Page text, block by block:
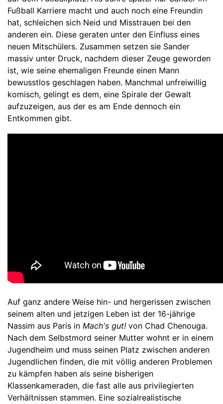
Fußball Karriere macht und auch noch eine Freundin
hat, schleichen sich Neid und Misstrauen bei den
anderen ein. Diese geraten unter den Einfluss eines
neuen Mitschülers. Zusammen setzen sie Sander
massiv unter Druck, nachdem dieser Zeuge geworden
ist, wie seine ehemaligen Freunde einen Mann
bewusstlos geschlagen haben. Manchmal unfreiwillig
komisch, gelingt es dem, eine Spirale der Gewalt
aufzuzeigen, aus der es am Ende dennoch ein
Entkommen gibt.
Auf ganz andere Weise hin- und hergerissen zwischen
seinem alten und jetzigen Leben ist der 16-jährige
Nassim aus Paris in Mach's gut! von Chad Chenouga.
Nach dem Selbstmord seiner Mutter wohnt er in einem
Jugendheim und muss seinen Platz zwischen anderen
Jugendlichen finden, die mit völlig anderen Problemen
zu kämpfen haben als seine bisherigen
Klassenkameraden, die fast alle aus privilegierten
Verhältnissen stammen. Eine sozialrealistische